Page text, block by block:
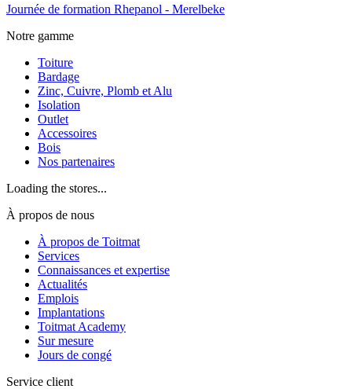
Journée de formation Rhepanol - Merelbeke
Notre gamme
Toiture
Bardage
Zinc, Cuivre, Plomb et Alu
Isolation
Outlet
Accessoires
Bois
Nos partenaires
Loading the stores...
À propos de nous
À propos de Toitmat
Services
Connaissances et expertise
Actualités
Emplois
Implantations
Toitmat Academy
Sur mesure
Jours de congé
Service client